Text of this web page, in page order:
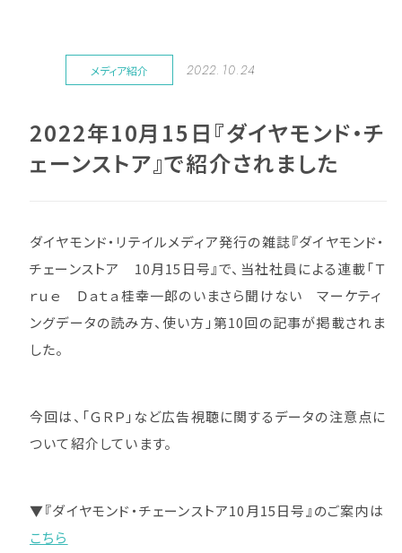
メディア紹介 2022.10.24
2022年10月15日『ダイヤモンド・チ
ェーンストア』で紹介されました
ダイヤモンド・リテイルメディア発行の雑誌『ダイヤモンド・
チェーンストア 10月15日号』で、当社社員による連載「Ｔ
ｒｕｅ Ｄａｔａ桂幸一郎のいまさら聞けない マーケティ
ングデータの読み方、使い方」第10回の記事が掲載されま
した。
今回は、「ＧＲＰ」など広告視聴に関するデータの注意点に
ついて紹介しています。
▼『ダイヤモンド・チェーンストア10月15日号』のご案内は
こちら